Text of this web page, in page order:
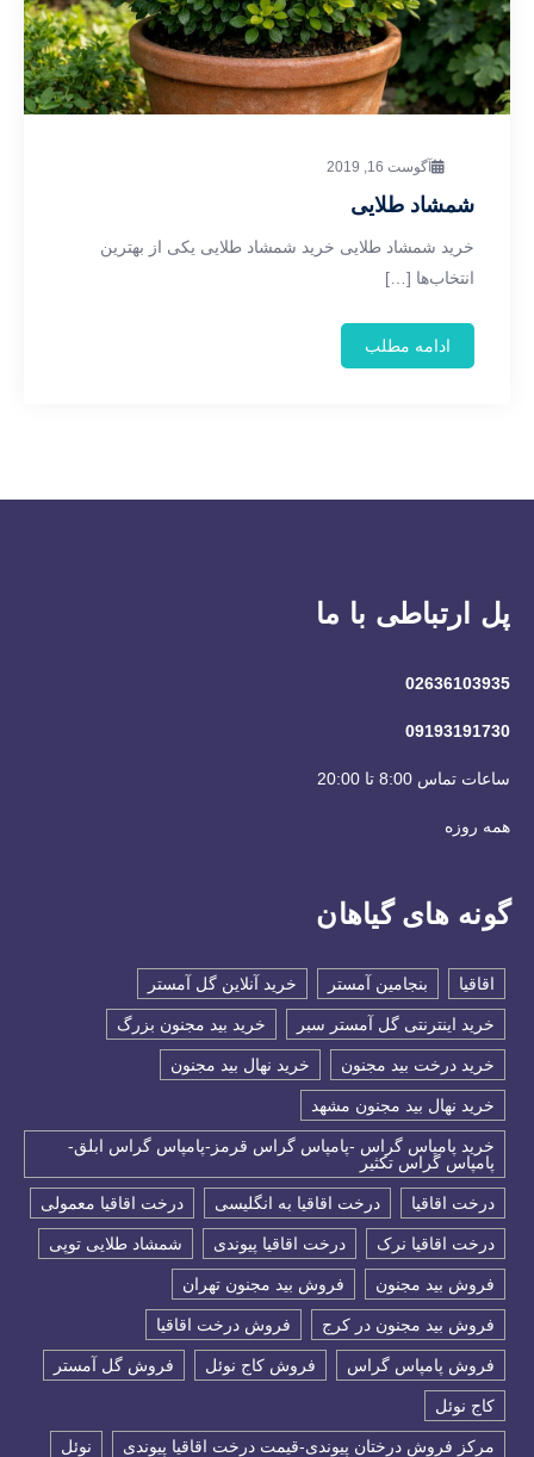
آگوست 16, 2019
شمشاد طلایی
خرید شمشاد طلایی خرید شمشاد طلایی یکی از بهترین
انتخاب‌ها […]
ادامه مطلب
پل ارتباطی با ما
02636103935
09193191730
ساعات تماس 8:00 تا 20:00
همه روزه
گونه های گیاهان
اقاقیا بنجامین آمستر خرید آنلاین گل آمستر
خرید اینترنتی گل آمستر سبر خرید بید مجنون بزرگ
خرید درخت بید مجنون خرید نهال بید مجنون
خرید نهال بید مجنون مشهد
خرید پامپاس گراس -پامپاس گراس قرمز-پامپاس گراس ابلق-
پامپاس گراس تکثیر
درخت اقاقیا درخت اقاقیا به انگلیسی درخت اقاقیا معمولی
درخت اقاقیا نرک درخت اقاقیا پیوندی شمشاد طلایی توپی
فروش بید مجنون فروش بید مجنون تهران
فروش بید مجنون در کرج فروش درخت اقاقیا
فروش پامپاس گراس فروش کاج نوئل فروش گل آمستر
كاج نوئل
مرکز فروش درختان پیوندی-قیمت درخت اقاقیا پیوندی نوئل